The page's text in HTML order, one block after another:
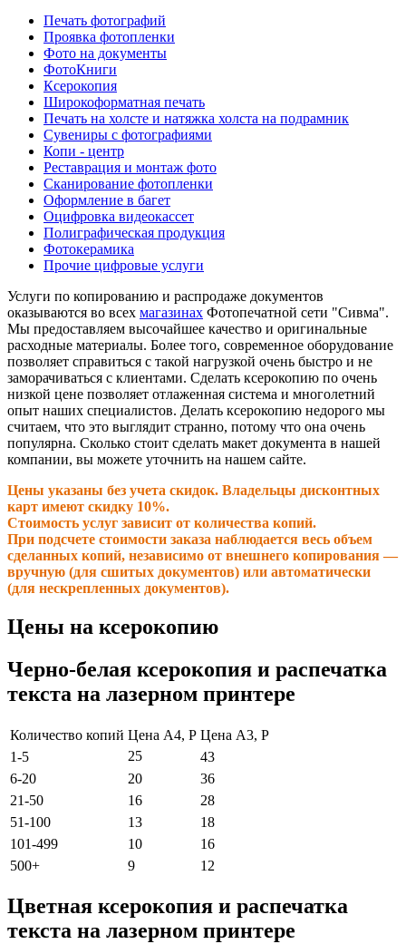
Печать фотографий
Проявка фотопленки
Фото на документы
ФотоКниги
Ксерокопия
Широкоформатная печать
Печать на холсте и натяжка холста на подрамник
Сувениры с фотографиями
Копи - центр
Реставрация и монтаж фото
Сканирование фотопленки
Оформление в багет
Оцифровка видеокассет
Полиграфическая продукция
Фотокерамика
Прочие цифровые услуги
Услуги по копированию и распродаже документов
оказываются во всех магазинах Фотопечатной сети "Сивма".
Мы предоставляем высочайшее качество и оригинальные
расходные материалы. Более того, современное оборудование
позволяет справиться с такой нагрузкой очень быстро и не
заморачиваться с клиентами. Сделать ксерокопию по очень
низкой цене позволяет отлаженная система и многолетний
опыт наших специалистов. Делать ксерокопию недорого мы
считаем, что это выглядит странно, потому что она очень
популярна. Сколько стоит сделать макет документа в нашей
компании, вы можете уточнить на нашем сайте.
Цены указаны без учета скидок. Владельцы дисконтных
карт имеют скидку 10%.
Стоимость услуг зависит от количества копий.
При подсчете стоимости заказа наблюдается весь объем
сделанных копий, независимо от внешнего копирования —
вручную (для сшитых документов) или автоматически
(для нескрепленных документов).
Цены на ксерокопию
Черно-белая ксерокопия и распечатка
текста на лазерном принтере
Количество копий Цена А4, Р Цена А3, Р
1-5
25
43
6-20
20
36
21-50
16
28
51-100
13
18
101-499
10
16
500+
9 12
Цветная ксерокопия и распечатка
текста на лазерном принтере